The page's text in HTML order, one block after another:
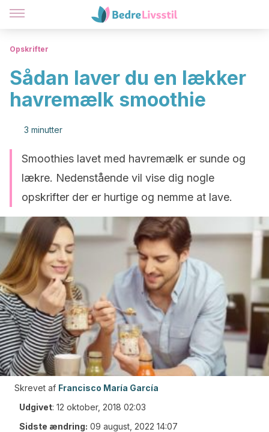
Opskrifter
Sådan laver du en lækker
havremælk smoothie
3 minutter
Smoothies lavet med havremælk er sunde og
lækre. Nedenstående vil vise dig nogle
opskrifter der er hurtige og nemme at lave.
Skrevet af Francisco María García
Udgivet: 12 oktober, 2018 02:03
Sidste ændring: 09 august, 2022 14:07